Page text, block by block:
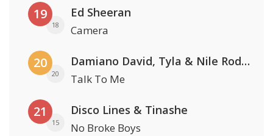
19
18
Ed Sheeran
Camera
20
20
Damiano David, Tyla & Nile Rodgers
Talk To Me
21
15
Disco Lines & Tinashe
No Broke Boys